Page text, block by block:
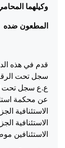
وكيلهما
المطعون
قدم في هذه
الاستئنافين